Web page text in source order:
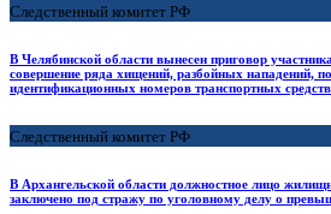
Следственный комитет РФ
В Челябинской области вынесен приговор
совершение ряда хищений, разбойных нападений,
идентификационных номеров транспортных средств
Следственный комитет РФ
В Архангельской области должностное лицо
заключено под стражу по уголовному делу о